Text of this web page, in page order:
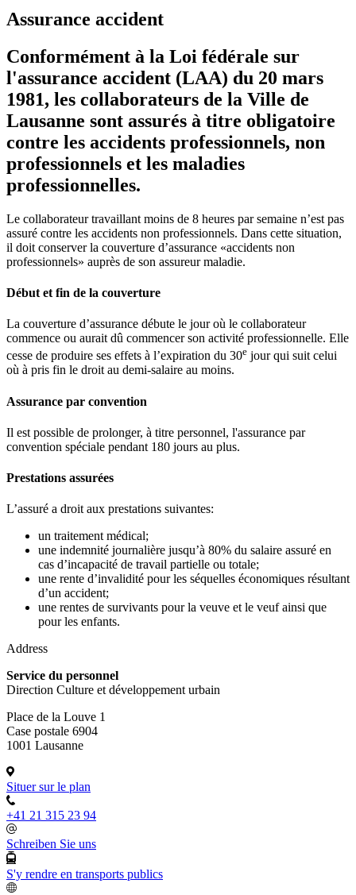
Assurance accident
Conformément à la Loi fédérale sur
l'assurance accident (LAA) du 20 mars
1981, les collaborateurs de la Ville de
Lausanne sont assurés à titre obligatoire
contre les accidents professionnels, non
professionnels et les maladies
professionnelles.
Le collaborateur travaillant moins de 8 heures par semaine n’est pas
assuré contre les accidents non professionnels. Dans cette situation,
il doit conserver la couverture d’assurance «accidents non
professionnels» auprès de son assureur maladie.
Début et fin de la couverture
La couverture d’assurance débute le jour où le collaborateur
commence ou aurait dû commencer son activité professionnelle. Elle
cesse de produire ses effets à l’expiration du 30e jour qui suit celui
où à pris fin le droit au demi-salaire au moins.
Assurance par convention
Il est possible de prolonger, à titre personnel, l'assurance par
convention spéciale pendant 180 jours au plus.
Prestations assurées
L’assuré a droit aux prestations suivantes:
un traitement médical;
une indemnité journalière jusqu’à 80% du salaire assuré en
cas d’incapacité de travail partielle ou totale;
une rente d’invalidité pour les séquelles économiques résultant
d’un accident;
une rentes de survivants pour la veuve et le veuf ainsi que
pour les enfants.
Address
Service du personnel
Direction Culture et développement urbain
Place de la Louve 1
Case postale 6904
1001 Lausanne
Situer sur le plan
+41 21 315 23 94
Schreiben Sie uns
S'y rendre en transports publics